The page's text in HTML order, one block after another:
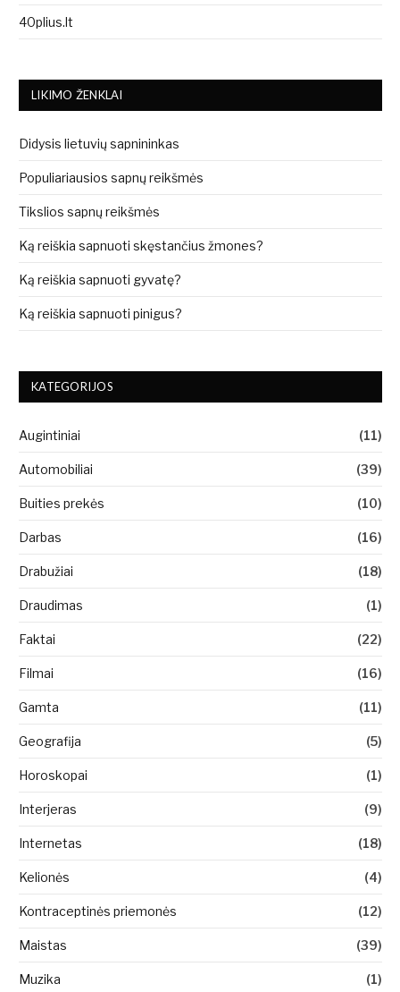
40plius.lt
LIKIMO ŽENKLAI
Didysis lietuvių sapnininkas
Populiariausios sapnų reikšmės
Tikslios sapnų reikšmės
Ką reiškia sapnuoti skęstančius žmones?
Ką reiškia sapnuoti gyvatę?
Ką reiškia sapnuoti pinigus?
KATEGORIJOS
Augintiniai (11)
Automobiliai (39)
Buities prekės (10)
Darbas (16)
Drabužiai (18)
Draudimas (1)
Faktai (22)
Filmai (16)
Gamta (11)
Geografija (5)
Horoskopai (1)
Interjeras (9)
Internetas (18)
Kelionės (4)
Kontraceptinės priemonės (12)
Maistas (39)
Muzika (1)